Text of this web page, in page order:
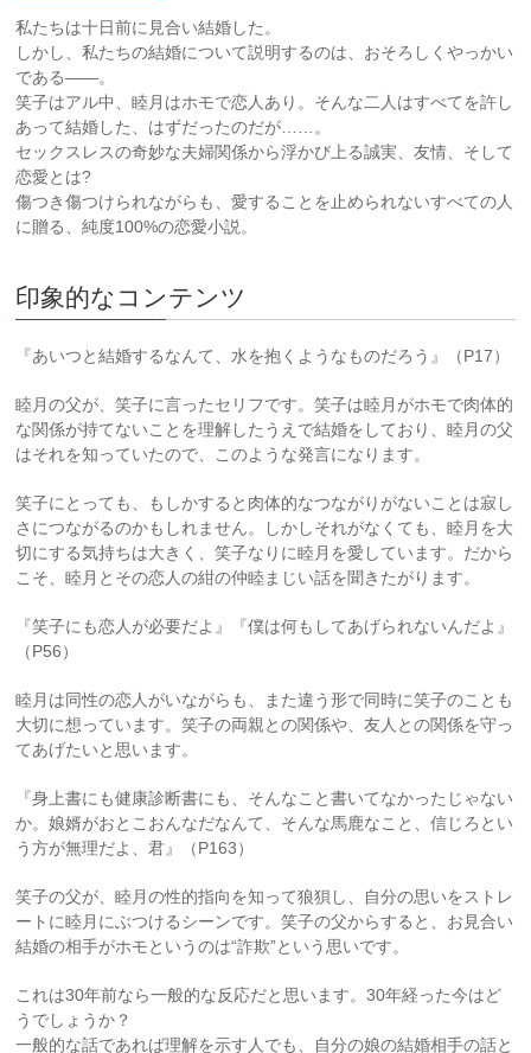
私たちは十日前に見合い結婚した。
しかし、私たちの結婚について説明するのは、おそろしくやっかい
である――。
笑子はアル中、睦月はホモで恋人あり。そんな二人はすべてを許し
あって結婚した、はずだったのだが……。
セックスレスの奇妙な夫婦関係から浮かび上る誠実、友情、そして
恋愛とは?
傷つき傷つけられながらも、愛することを止められないすべての人
に贈る、純度100%の恋愛小説。
印象的なコンテンツ
『あいつと結婚するなんて、水を抱くようなものだろう』（P17）
睦月の父が、笑子に言ったセリフです。笑子は睦月がホモで肉体的
な関係が持てないことを理解したうえで結婚をしており、睦月の父
はそれを知っていたので、このような発言になります。
笑子にとっても、もしかすると肉体的なつながりがないことは寂し
さにつながるのかもしれません。しかしそれがなくても、睦月を大
切にする気持ちは大きく、笑子なりに睦月を愛しています。だから
こそ、睦月とその恋人の紺の仲睦まじい話を聞きたがります。
『笑子にも恋人が必要だよ』『僕は何もしてあげられないんだよ』
（P56）
睦月は同性の恋人がいながらも、また違う形で同時に笑子のことも
大切に想っています。笑子の両親との関係や、友人との関係を守っ
てあげたいと思います。
『身上書にも健康診断書にも、そんなこと書いてなかったじゃない
か。娘婿がおとこおんなだなんて、そんな馬鹿なこと、信じろとい
う方が無理だよ、君』（P163）
笑子の父が、睦月の性的指向を知って狼狽し、自分の思いをストレ
ートに睦月にぶつけるシーンです。笑子の父からすると、お見合い
結婚の相手がホモというのは“詐欺”という思いです。
これは30年前なら一般的な反応だと思います。30年経った今はど
うでしょうか？
一般的な話であれば理解を示す人でも、自分の娘の結婚相手の話と